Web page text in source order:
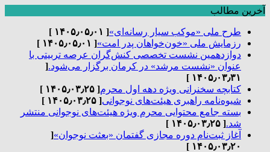
آخرین مطالب
طرح ملی «موکب سیار رسانه‌ای»[ ۱۴۰۵٫۰۵٫۰۱ ]
رزمایش ملی «خون‌خواهان پدر امت»[ ۱۴۰۵٫۰۵٫۰۱ ]
دوازدهمین نشست تخصصی کنش‌گران عرصه تربیتی با
عنوان «نشست مرشد» در کرمان برگزار می‌شود.[
۱۴۰۵٫۰۳٫۳۱ ]
کتابچه سخنرانی ویژه دهه اول محرم[ ۱۴۰۵٫۰۳٫۲۵ ]
شیوه‌نامه راهبری هیئت‌های نوجوانی[ ۱۴۰۵٫۰۳٫۲۵ ]
بسته جامع محتوایی محرم ویژه هیئت‌های نوجوانی منتشر
شد.[ ۱۴۰۵٫۰۳٫۲۵ ]
آغاز ثبت‌نام دوره مجازی گفتمان «بعثت نوجوان»[
۱۴۰۵٫۰۳٫۲۰ ]